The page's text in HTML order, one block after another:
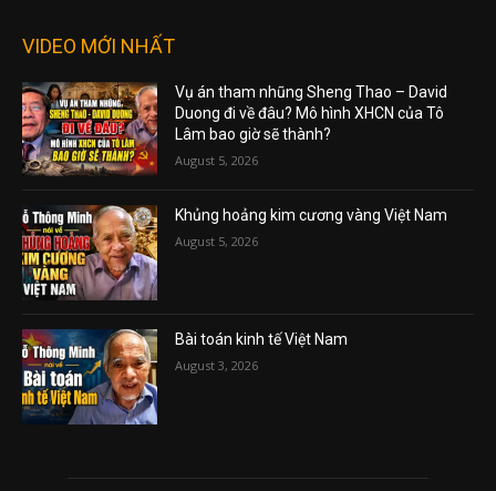
VIDEO MỚI NHẤT
Vụ án tham nhũng Sheng Thao – David
Duong đi về đâu? Mô hình XHCN của Tô
Lâm bao giờ sẽ thành?
August 5, 2026
Khủng hoảng kim cương vàng Việt Nam
August 5, 2026
Bài toán kinh tế Việt Nam
August 3, 2026